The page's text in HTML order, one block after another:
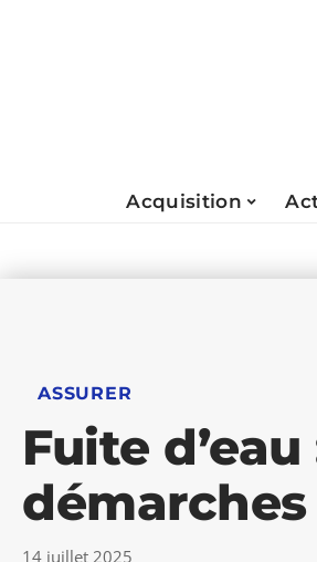
Acquisition
ASSURER
Fuite
14 juillet 2025